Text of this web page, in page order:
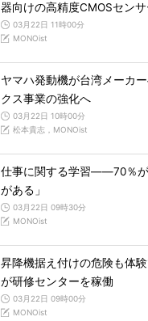
器向けの高精度CMOSセン
03月22日 11時00分
MONOist
ヤマハ発動機が台湾メーカ
クス事業の強化へ
03月22日 10時00分
松本貴志，MONOist
仕事に関する学習――70％が
がある」
03月22日 09時30分
MONOist
昇降機据え付けの危険も体
が研修センターを稼働
03月22日 09時00分
MONOist